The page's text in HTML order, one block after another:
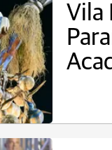
Vila